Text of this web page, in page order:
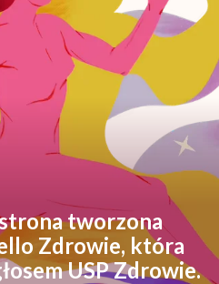
tworzona
Zdrowie, która
USP Zdrowie.